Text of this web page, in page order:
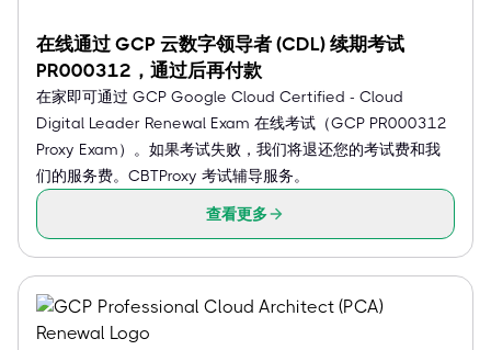
在线通过 GCP 云数字领导者 (CDL) 续期考试
PR000312，通过后再付款
在家即可通过 GCP Google Cloud Certified - Cloud
Digital Leader Renewal Exam 在线考试（GCP PR000312
Proxy Exam）。如果考试失败，我们将退还您的考试费和我
们的服务费。CBTProxy 考试辅导服务。
查看更多